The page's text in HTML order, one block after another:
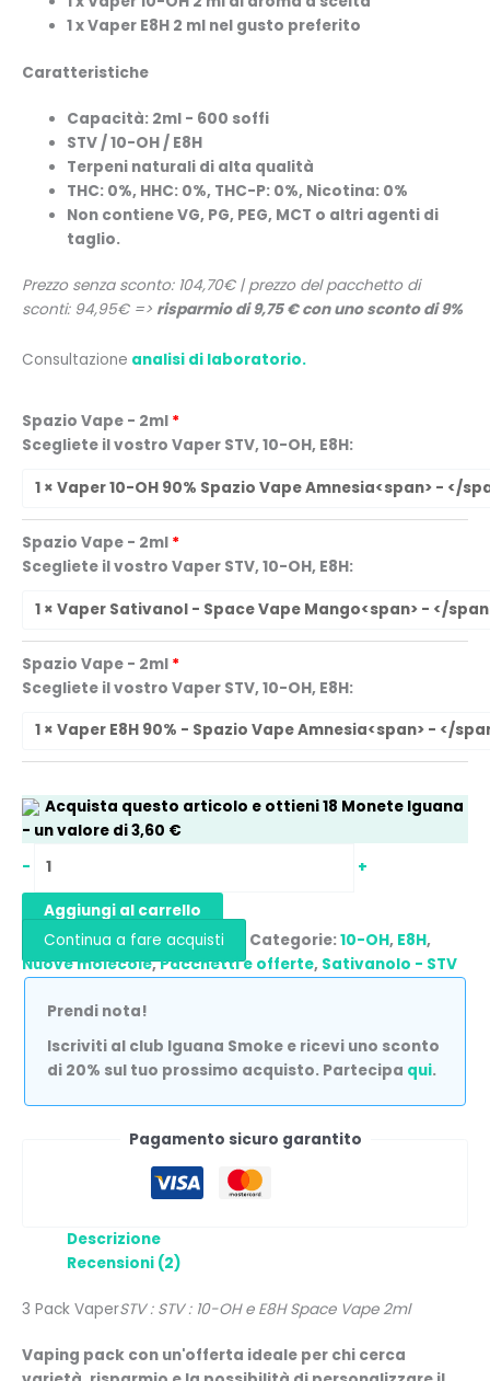
1 x Vaper E8H 2 ml nel gusto preferito
Caratteristiche
Capacità: 2ml - 600 soffi
STV / 10-OH / E8H
Terpeni naturali di alta qualità
THC: 0%, HHC: 0%, THC-P: 0%, Nicotina: 0%
Non contiene VG, PG, PEG, MCT o altri agenti di
taglio.
Prezzo senza sconto: 104,70€ | prezzo del pacchetto di
sconti: 94,95€ => risparmio di 9,75 € con uno sconto di 9%
Consultazione analisi di laboratorio.
Spazio Vape - 2ml
Scegliete il vostro Vaper STV, 10-OH, E8H:
Spazio Vape - 2ml
Scegliete il vostro Vaper STV, 10-OH, E8H:
Spazio Vape - 2ml
Scegliete il vostro Vaper STV, 10-OH, E8H:
Acquista questo articolo e ottieni18 Monete Iguana
- un valore di3,60 €
-
+
Aggiungi al carrello
Continua a fare acquisti
Categorie:10-OH, E8H,
Nuove molecole,Pacchetti e offerte, Sativanolo - STV
Prendi nota!
Iscriviti al club Iguana Smoke e ricevi uno sconto
di 20% sul tuo prossimo acquisto. Partecipa qui.
Pagamento sicuro garantito
Descrizione
Recensioni (2)
3 Pack VaperSTV : STV : 10-OH e E8H Space Vape 2ml
Vaping pack con un'offerta ideale per chi cerca